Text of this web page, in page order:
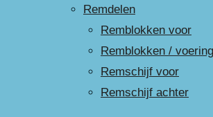
Remdelen
Remblokken voor
Remblokken /
Remschijf voor
Remschijf achter